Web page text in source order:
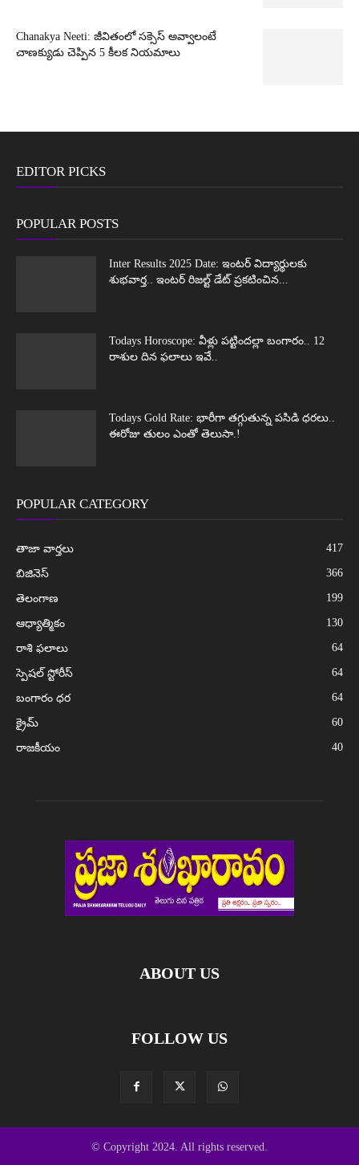
Chanakya Neeti: జీవితంలో సక్సెస్ అవ్వాలంటే
చాణక్యుడు చెప్పిన 5 కీలక నియమాలు
EDITOR PICKS
POPULAR POSTS
Inter Results 2025 Date: ఇంటర్ విద్యార్థులకు
శుభవార్త.. ఇంటర్ రిజల్ట్ డేట్ ప్రకటించిన...
Todays Horoscope: వీళ్లు పట్టిందల్లా బంగారం.. 12
రాశుల దిన ఫలాలు ఇవే..
Todays Gold Rate: భారీగా తగ్గుతున్న పసిడి ధరలు..
ఈరోజు తులం ఎంతో తెలుసా.!
POPULAR CATEGORY
తాజా వార్తలు 417
బిజినెస్ 366
తెలంగాణ 199
ఆధ్యాత్మికం 130
రాశి ఫలాలు 64
స్పెషల్ స్టోరీస్ 64
బంగారం ధర 64
క్రైమ్ 60
రాజకీయం 40
ABOUT US
FOLLOW US
© Copyright 2024. All rights reserved.